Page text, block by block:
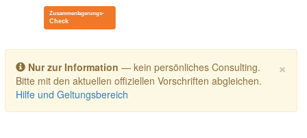
Toggle navigation
×
Nur zur Information — kein persönliches Consulting.
Bitte mit den aktuellen offiziellen Vorschriften abgleichen.
Hilfe und Geltungsbereich